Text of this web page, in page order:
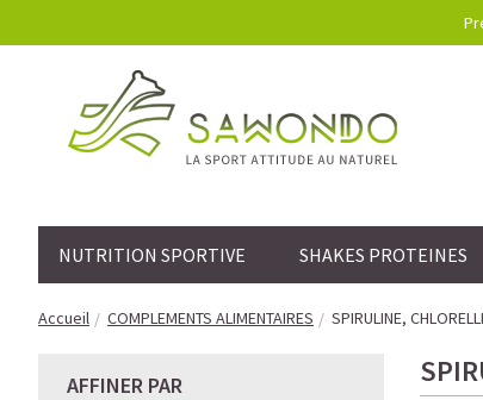
NUTRITION SPORTIVE SHAKES PROTEINES
Accueil COMPLEMENTS ALIMENTAIRES SPIRULINE,
AFFINER PAR